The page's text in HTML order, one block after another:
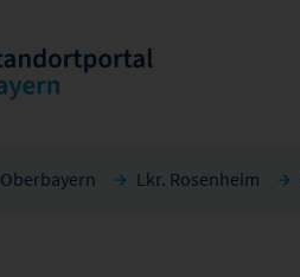
Oberbayern Lkr. Rosenheim